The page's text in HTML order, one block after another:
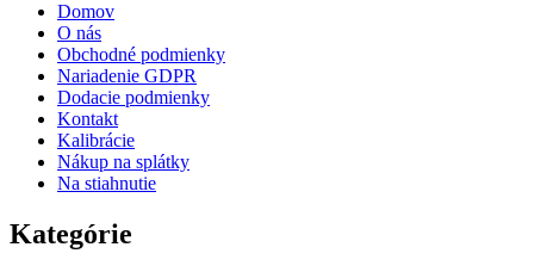
Domov
O nás
Obchodné podmienky
Nariadenie GDPR
Dodacie podmienky
Kontakt
Kalibrácie
Nákup na splátky
Na stiahnutie
Kategórie